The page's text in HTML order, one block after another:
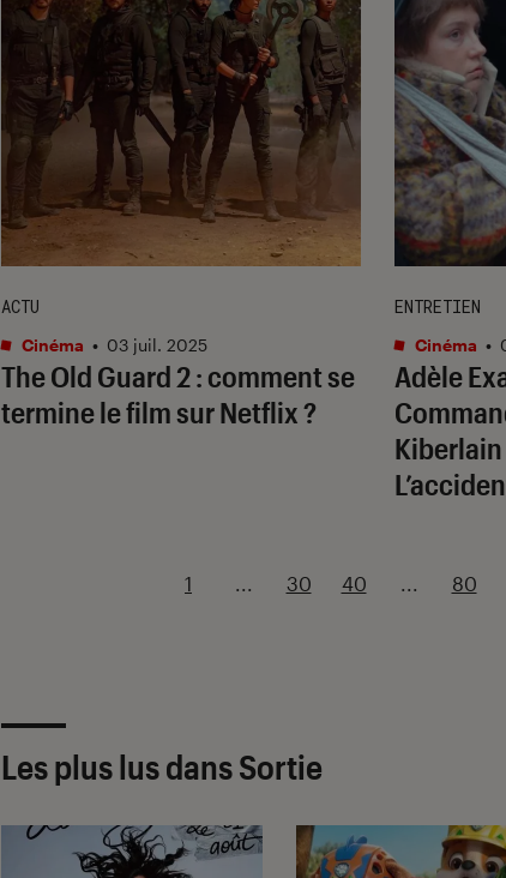
The Old Guard 2: comment se
termine le film sur Netflix ?
ACTU
Cinéma • 03 juil. 2025
Adèle
ENTRETIEN
Cinéma •
1 ... 30 40 ... 80
Les plus lus dans Sortie